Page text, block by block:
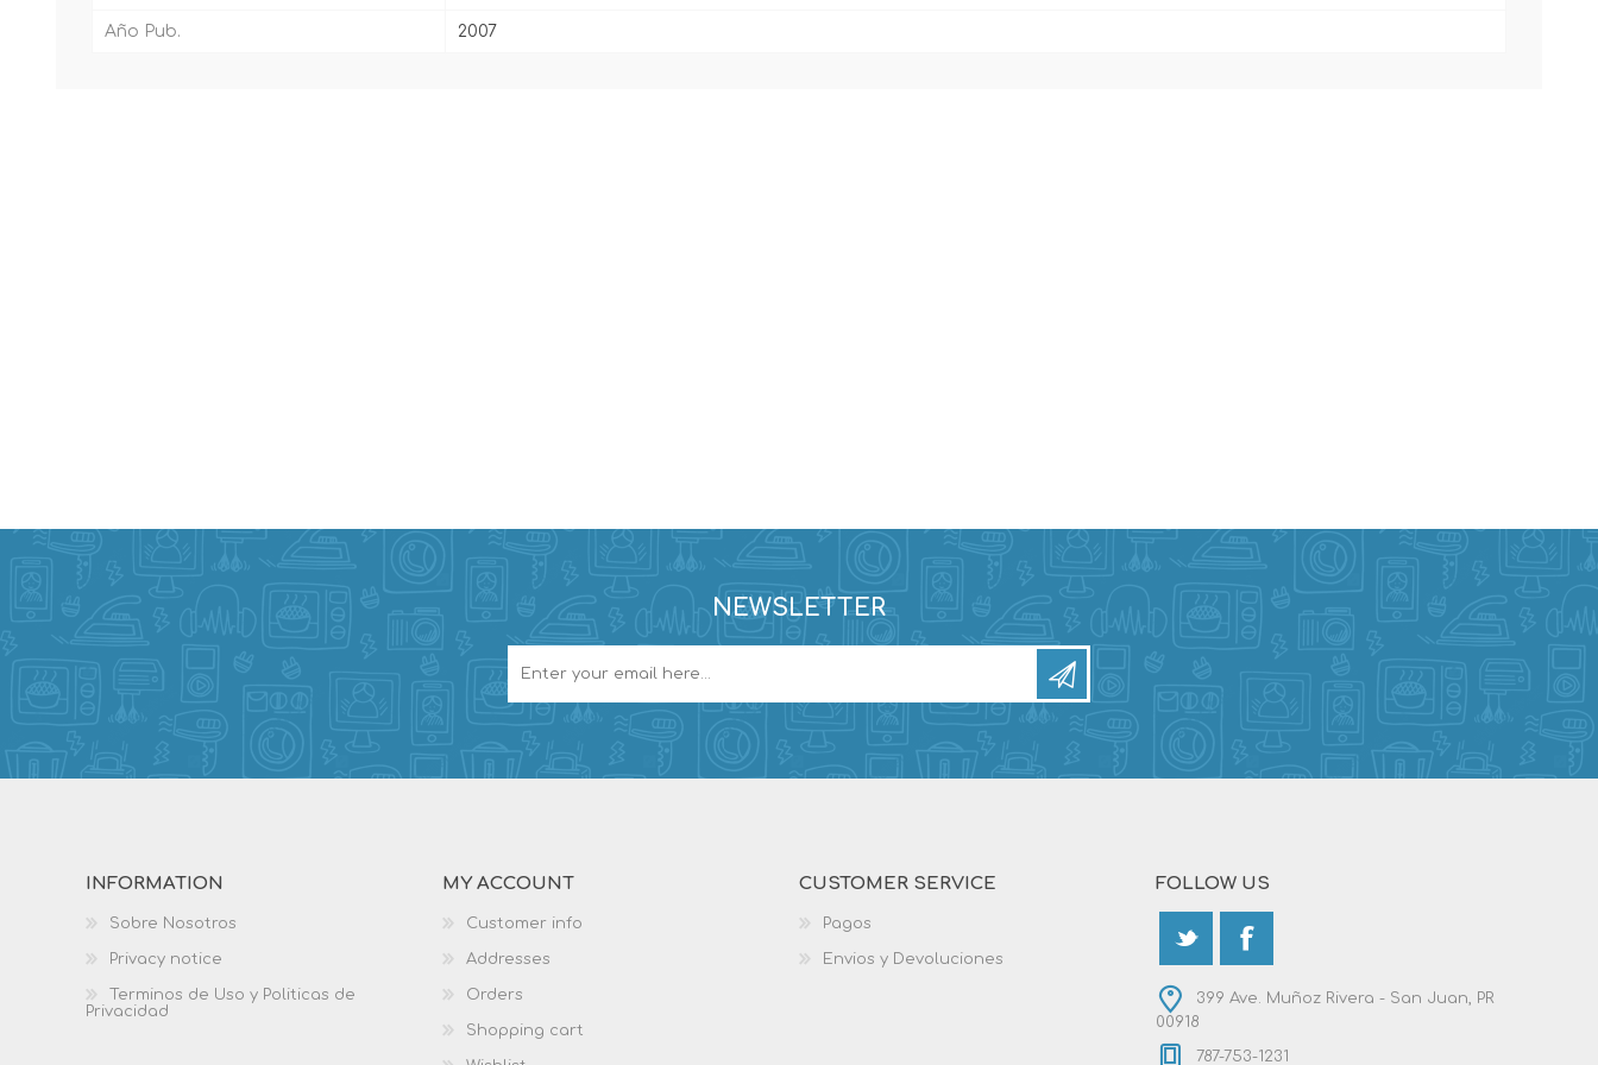
Año Pub. 2007
NEWSLETTER
INFORMATION
Sobre Nosotros
Privacy notice
Terminos de Uso y Politicas de
Privacidad
MY ACCOUNT
Customer info
Addresses
Orders
Shopping cart
CUSTOMER SERVICE
Pagos
Envios y Devoluciones
FOLLOW US
399 Ave. Muñoz Rivera - San Juan, PR
00918
787-753-1231